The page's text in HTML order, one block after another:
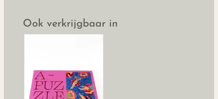
Ook verkrijgbaar in